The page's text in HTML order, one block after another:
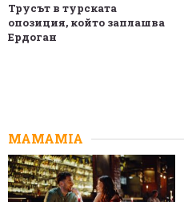
Трусът в турската
опозиция, който заплашва
Ердоган
MAMAMIA